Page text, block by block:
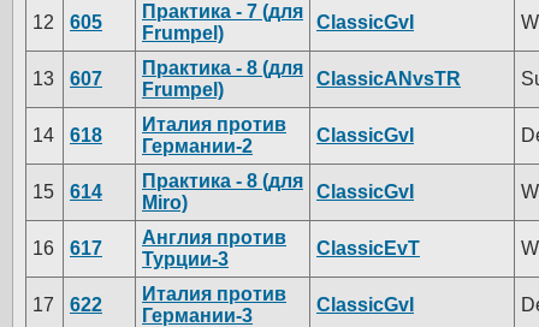
12 605
Практика - 7 (для
Frumpel)
ClassicGvI
13 607
Практика - 8 (для
Frumpel)
ClassicANvsTR
14 618
Италия против
Германии-2
ClassicGvI
15 614
Практика - 8 (для
Miro)
ClassicGvI
16 617
Англия против
Турции-3
ClassicEvT
17 622
Италия против
Германии-3
ClassicGvI